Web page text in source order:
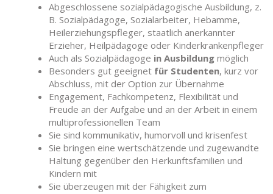
Abgeschlossene sozialpädagogische Ausbildung, z.
B. Sozialpädagoge, Sozialarbeiter, Hebamme,
Heilerziehungspfleger, staatlich anerkannter
Erzieher, Heilpädagoge oder Kinderkrankenpfleger
Auch als Sozialpädagoge in Ausbildung möglich
Besonders gut geeignet für Studenten, kurz vor
Abschluss, mit der Option zur Übernahme
Engagement, Fachkompetenz, Flexibilität und
Freude an der Aufgabe und an der Arbeit in einem
multiprofessionellen Team
Sie sind kommunikativ, humorvoll und krisenfest
Sie bringen eine wertschätzende und zugewandte
Haltung gegenüber den Herkunftsfamilien und
Kindern mit
Sie überzeugen mit der Fähigkeit zum